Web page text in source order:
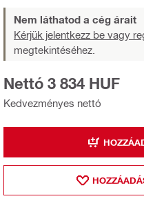
Nem láthatod a cég árait
Kérjük jelentkezz be vagy
megtekintéséhez.
Kedvezményes nettó
Nettó 3 834 HUF